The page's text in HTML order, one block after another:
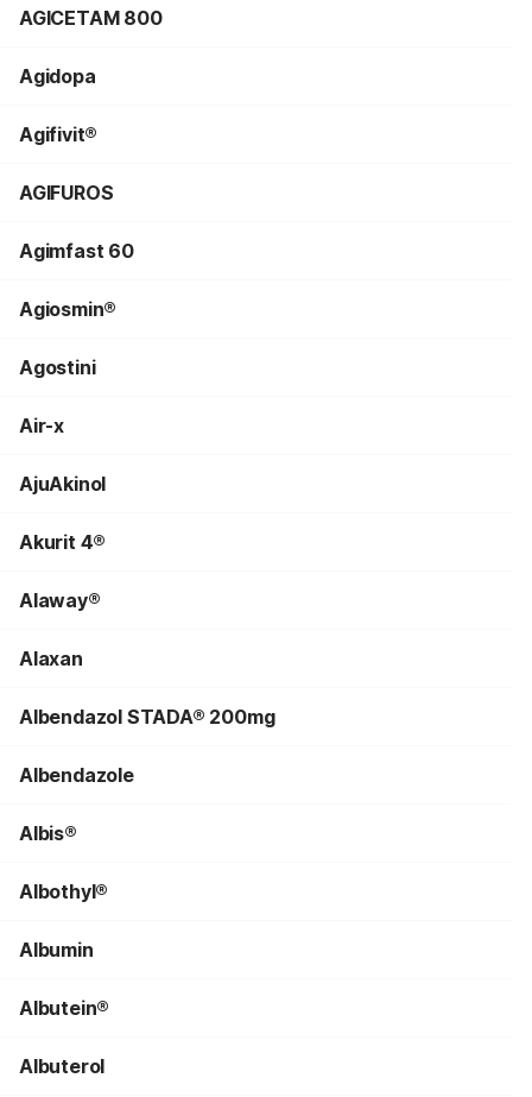
AGICETAM 800
Agidopa
Agifivit®
AGIFUROS
Agimfast 60
Agiosmin®
Agostini
Air-x
AjuAkinol
Akurit 4®
Alaway®
Alaxan
Albendazol STADA® 200mg
Albendazole
Albis®
Albothyl®
Albumin
Albutein®
Albuterol